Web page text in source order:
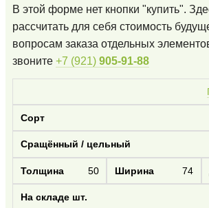
В этой форме нет кнопки "купить".
рассчитать для себя стоимость
вопросам заказа отдельных
звоните +7 (921) 905-91-88
50 74